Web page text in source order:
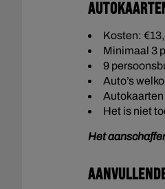
Kosten:
Minimaal 3
9
Auto’s
Autokaarten
Het is niet
Het